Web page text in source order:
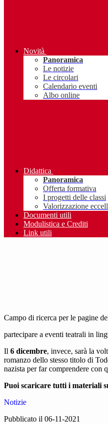
Novità
Panoramica
Le notizie
Le circolari
Calendario eventi
Albo online
Didattica
Panoramica
Offerta formativa
I progetti delle classi
Valorizzazione
Documenti utili
Modulistica e Crediti
Link utili
Campo di ricerca per le pagine
partecipare a eventi teatrali in
Il 6 dicembre, invece, sarà la
romanzo dello stesso titolo di
nazista per far comprendere con
Puoi scaricare tutti i materiali
Notizie
Pubblicato il 06-11-2021